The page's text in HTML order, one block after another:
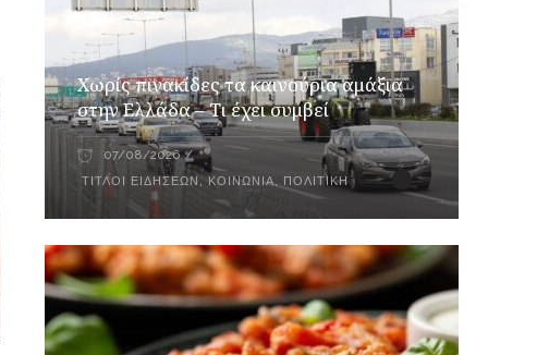
Χωρίς πινακίδες τα καινούρια αμάξια
στην Ελλάδα – Τι έχει συμβεί
07/08/2026
ΤΊΤΛΟΙ ΕΙΔΉΣΕΩΝ , ΚΟΙΝΩΝΊΑ, ΠΟΛΙΤΙΚΉ